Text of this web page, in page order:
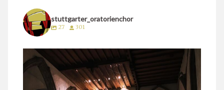
stuttgarter_oratorienchor
27 301
stuttgarter_oratorienchor
März 24